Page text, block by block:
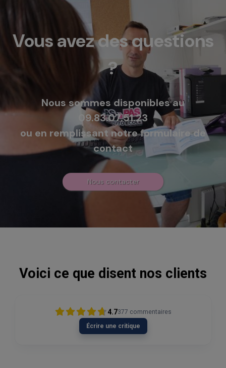
Vous avez des questions
?
Nous sommes disponibles au
09.83.07.51.23
ou en remplissant notre formulaire de
contact
Nous contacter
Voici ce que disent nos clients
4.7377 commentaires
Écrire une critique